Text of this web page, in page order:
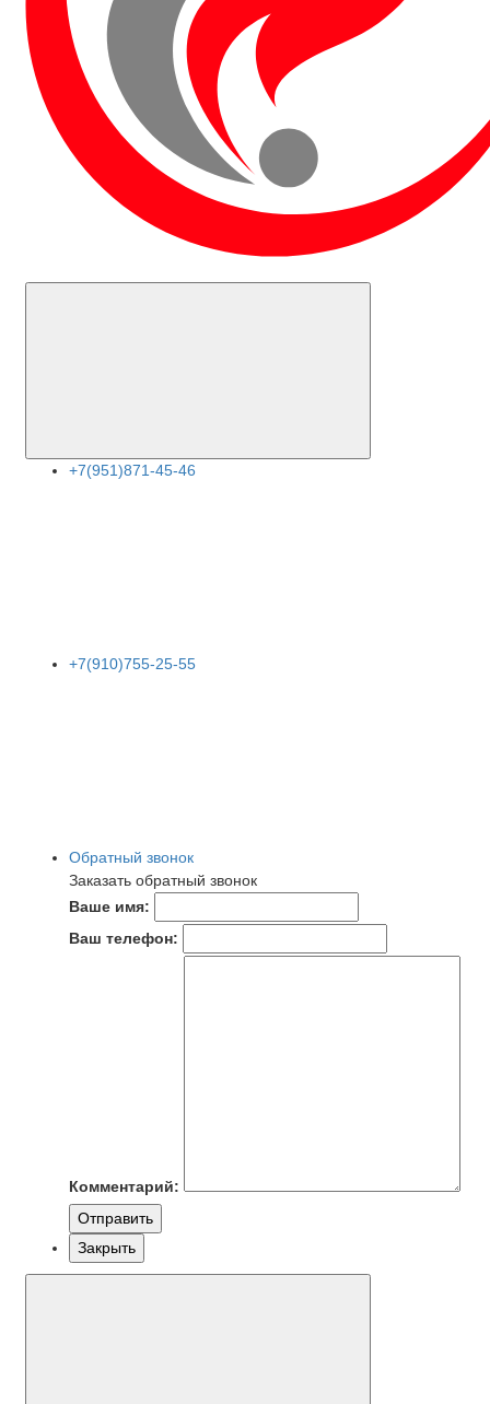
+7(951)871-45-46
+7(910)755-25-55
Обратный звонок
Заказать обратный звонок
Ваше имя:
Ваш телефон:
Комментарий:
Отправить
Закрыть